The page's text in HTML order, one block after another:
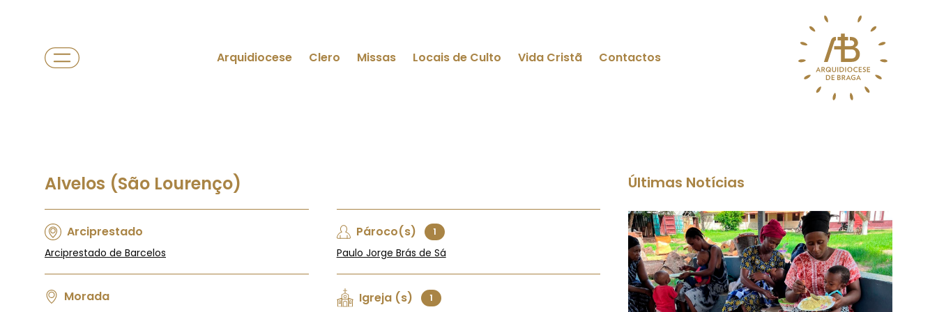
Arquidiocese Clero Missas Locais de Culto Vida Cristã Contactos
Alvelos (São Lourenço)
Arciprestado
Arciprestado de Barcelos
Morada
Pároco(s) 1
Paulo Jorge Brás de Sá
Igreja (s) 1
Últimas Notícias